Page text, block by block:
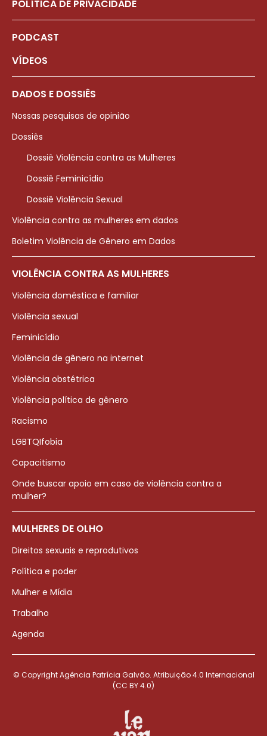
POLÍTICA DE PRIVACIDADE
PODCAST
VÍDEOS
DADOS E DOSSIÊS
Nossas pesquisas de opinião
Dossiês
Dossiê Violência contra as Mulheres
Dossiê Feminicídio
Dossiê Violência Sexual
Violência contra as mulheres em dados
Boletim Violência de Gênero em Dados
VIOLÊNCIA CONTRA AS MULHERES
Violência doméstica e familiar
Violência sexual
Feminicídio
Violência de gênero na internet
Violência obstétrica
Violência política de gênero
Racismo
LGBTQIfobia
Capacitismo
Onde buscar apoio em caso de violência contra a
mulher?
MULHERES DE OLHO
Direitos sexuais e reprodutivos
Política e poder
Mulher e Mídia
Trabalho
Agenda
© Copyright Agência Patrícia Galvão. Atribuição 4.0 Internacional
(CC BY 4.0)